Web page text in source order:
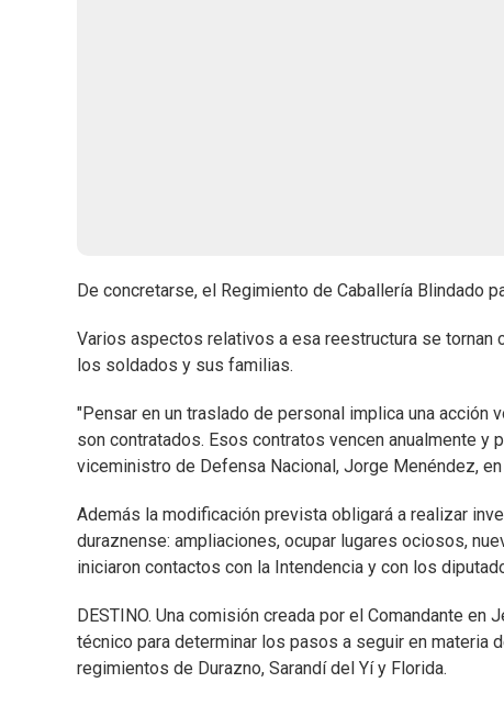
De concretarse, el Regimiento de Caballería Blindado
Varios aspectos relativos a esa reestructura se tornan
los soldados y sus familias.
"Pensar en un traslado de personal implica una
son contratados. Esos contratos vencen anualmente y
viceministro de Defensa Nacional, Jorge Menéndez,
Además la modificación prevista obligará a realizar
duraznense: ampliaciones, ocupar lugares ociosos,
iniciaron contactos con la Intendencia y con los
DESTINO. Una comisión creada por el Comandante
técnico para determinar los pasos a seguir en materia
regimientos de Durazno, Sarandí del Yí y Florida.